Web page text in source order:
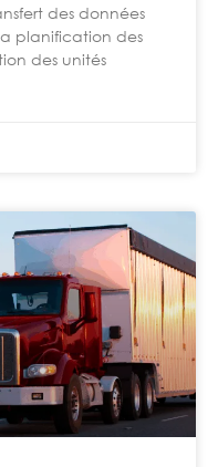
des données
planification des
des unités